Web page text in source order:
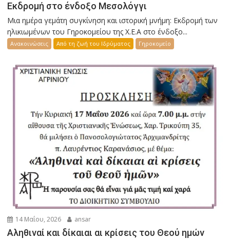
Εκδρομή στο ένδοξο Μεσολόγγι
Μια ημέρα γεμάτη συγκίνηση και ιστορική μνήμη: Εκδρομή των
ηλικιωμένων του Γηροκομείου της Χ.Ε.Α στο ένδοξο...
Ανακοινώσεις Από τη ζωή του Ιδρύματος Γηροκομείο
14 Μαΐου, 2026 ansar
Αληθιναί και δίκαιαι αι κρίσεις του Θεού ημών